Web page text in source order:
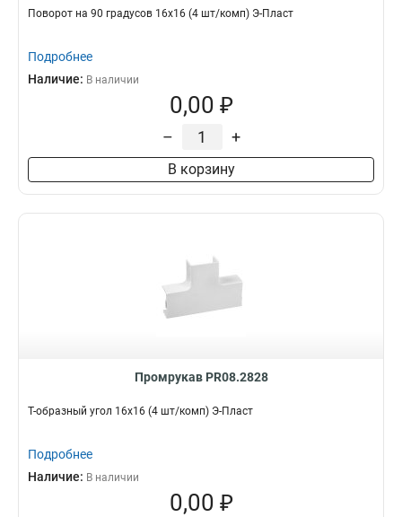
Поворот на 90 градусов 16х16 (4 шт/комп) Э-Пласт
Подробнее
Наличие: В наличии
0,00 ₽
– +
В корзину
Промрукав PR08.2828
Т-образный угол 16х16 (4 шт/комп) Э-Пласт
Подробнее
Наличие: В наличии
0,00 ₽